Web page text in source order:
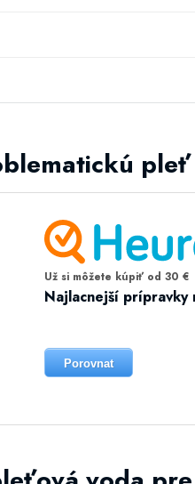
pleť
Už si môžete kúpiť od 30 €
Najlacnejší
Porovnat